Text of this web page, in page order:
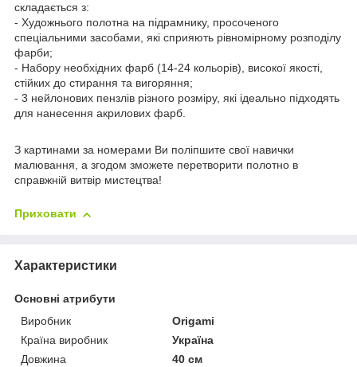
складається з:
- Художнього полотна на підрамнику, просоченого
спеціальними засобами, які сприяють рівномірному розподілу
фарби;
- Набору необхідних фарб (14-24 кольорів), високої якості,
стійких до стирання та вигоряння;
- 3 нейлонових пензлів різного розміру, які ідеально підходять
для нанесення акрилових фарб.
З картинами за номерами Ви поліпшите свої навички
малювання, а згодом зможете перетворити полотно в
справжній витвір мистецтва!
Приховати
Характеристики
Основні атрибути
Виробник
Origami
Країна виробник
Україна
Довжина
40 см